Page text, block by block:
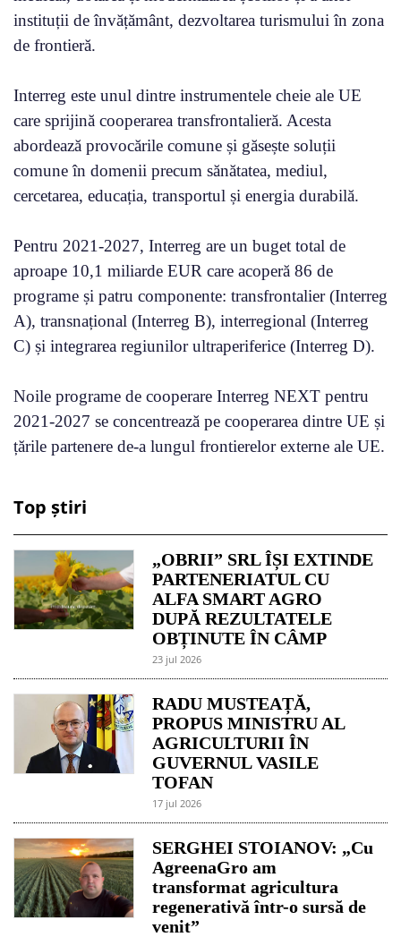
instituții de învățământ, dezvoltarea turismului în zona
de frontieră.
Interreg este unul dintre instrumentele cheie ale UE
care sprijină cooperarea transfrontalieră. Acesta
abordează provocările comune și găsește soluții
comune în domenii precum sănătatea, mediul,
cercetarea, educația, transportul și energia durabilă.
Pentru 2021-2027, Interreg are un buget total de
aproape 10,1 miliarde EUR care acoperă 86 de
programe și patru componente: transfrontalier (Interreg
A), transnațional (Interreg B), interregional (Interreg
C) și integrarea regiunilor ultraperiferice (Interreg D).
Noile programe de cooperare Interreg NEXT pentru
2021-2027 se concentrează pe cooperarea dintre UE și
țările partenere de-a lungul frontierelor externe ale UE.
Top știri
„OBRII” SRL ÎȘI EXTINDE
PARTENERIATUL CU
ALFA SMART AGRO
DUPĂ REZULTATELE
OBȚINUTE ÎN CÂMP
23 jul 2026
RADU MUSTEAȚĂ,
PROPUS MINISTRU AL
AGRICULTURII ÎN
GUVERNUL VASILE
TOFAN
17 jul 2026
SERGHEI STOIANOV: „Cu
AgreenaGro am
transformat agricultura
regenerativă într-o sursă de
venit”